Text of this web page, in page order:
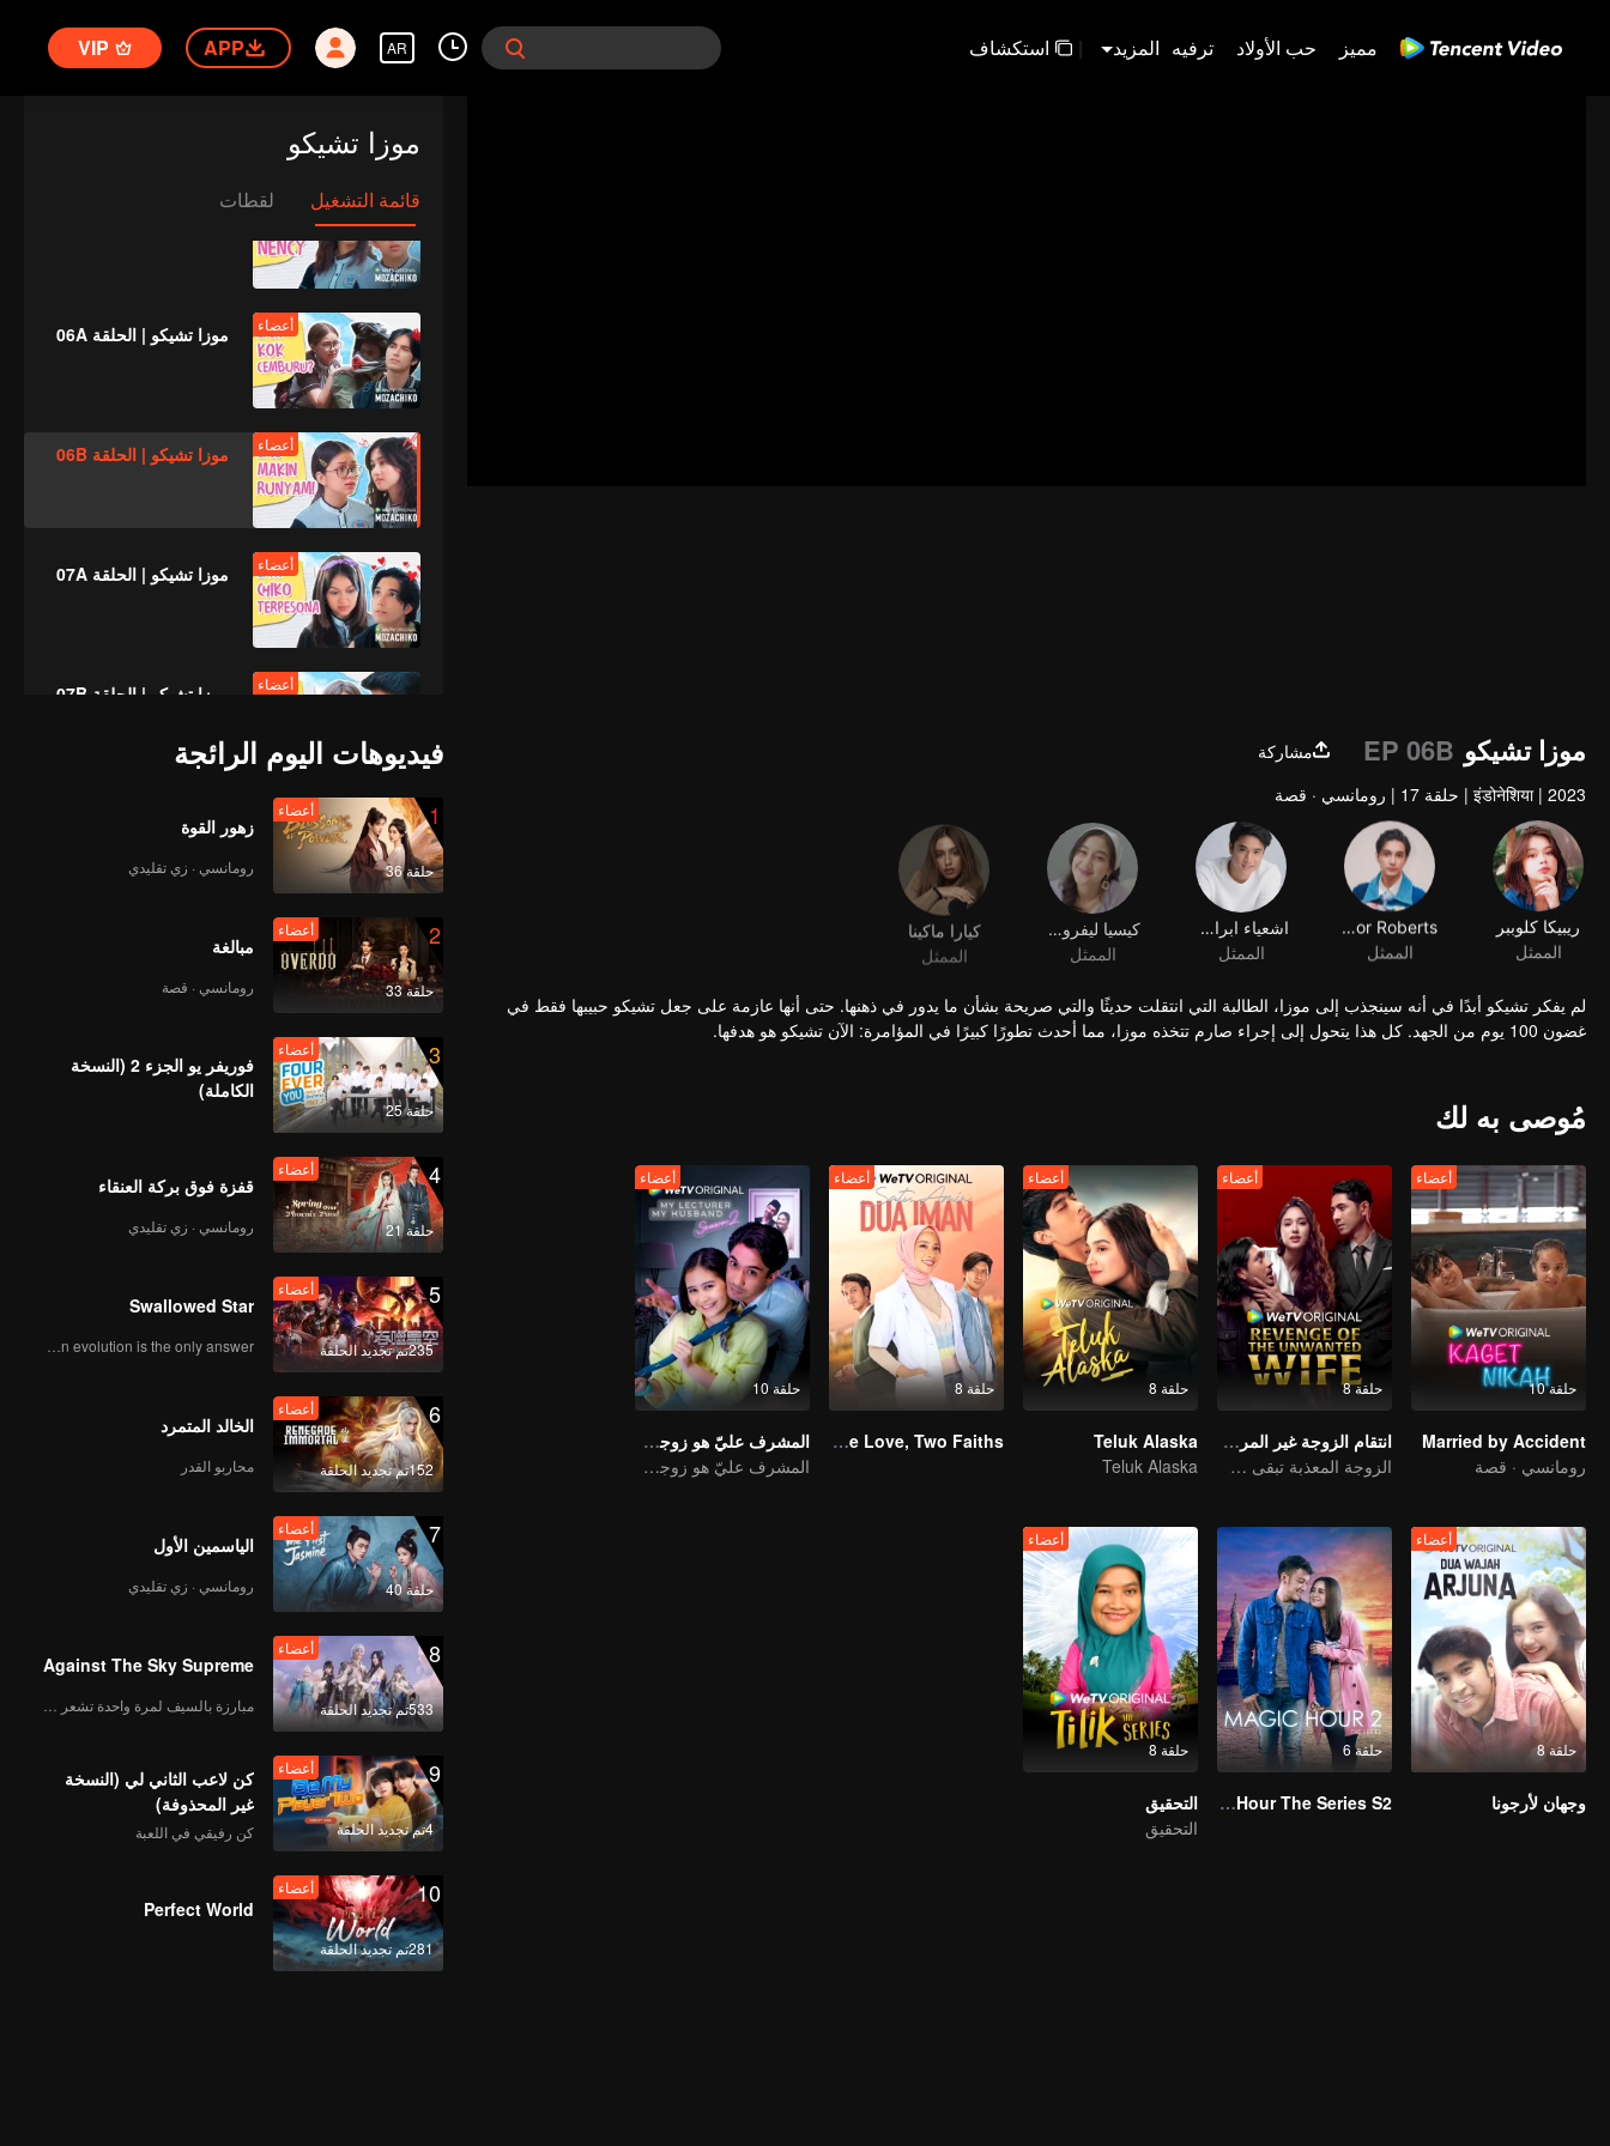
مميز حب الأولاد ترفيه المزيد | استكشاف AR
APP
VIP
موزا تشيكو
قائمة التشغيل لقطات
أعضاء موزا تشيكو | الحلقة 05B
أعضاء موزا تشيكو | الحلقة 06A
أعضاء موزا تشيكو | الحلقة 06B
أعضاء موزا تشيكو | الحلقة 07A
أعضاء موزا تشيكو | الحلقة 07B
أعضاء موزا تشيكو | الحلقة 08A
أعضاء
أعضاء موزا تشيكو | الحلقة 09A
أعضاء موزا تشيكو | الحلقة 09B
أعضاء
أعضاء موزا تشيكو | الحلقة 10B
أعضاء موزا تشيكو | الحلقة 11A
أعضاء
أعضاء موزا تشيكو | الحلقة 12A
أعضاء
موزا تشيكو EP 06B
مشاركة
2023
|
इंडोनेशिया
| حلقة 17 | رومانسي · قصة
ريبيكا كلوببر
الممثل
Junior Roberts
الممثل
الممثل
الممثل
كيارا ماكينا
الممثل
لم يفكر تشيكو أبدًا في أنه سينجذب إلى موزا، الطالبة التي انتقلت حديثًا والتي صريحة بشأن ما يدور في ذهنها. حتى أنها عازمة على جعل تشيكو حبيبها فقط في
غضون 100 يوم من الجهد. كل هذا يتحول إلى إجراء صارم تتخذه موزا، مما أحدث تطورًا كبيرًا في المؤامرة: الآن تشيكو هو هدفها.
مُوصى به لك
حلقة 10
أعضاء
Married by Accident
رومانسي · قصة
حلقة 8
أعضاء
انتقام الزوجة غير المرغوب فيها
الزوجة المعذبة تبقى صامتة، لكن انتقامها لا يتوقف أبدًا
حلقة 8
أعضاء
Teluk Alaska
Teluk Alaska
حلقة 8
أعضاء
One Love, Two Faiths
حلقة 10
أعضاء
المشرف عليّ هو زوجي 2
المشرف عليّ هو زوجي 2
حلقة 8
أعضاء
وجهان لأرجونا
حلقة 6
Magic Hour The Series S2
حلقة 8
أعضاء
التحقيق
التحقيق
فيديوهات اليوم الرائجة
1
حلقة 36
أعضاء
زهور القوة
رومانسي · زي تقليدي
2
حلقة 33
أعضاء
مبالغة
رومانسي · قصة
3
حلقة 25
أعضاء
فوريفر يو الجزء 2 (النسخة
الكاملة)
4
حلقة 21
أعضاء
قفزة فوق بركة العنقاء
رومانسي · زي تقليدي
5
235تم تجديد الحلقة
أعضاء
Swallowed Star
Human evolution is the only answer.
6
152تم تجديد الحلقة
أعضاء
الخالد المتمرد
محاربو القدر
7
حلقة 40
أعضاء
الياسمين الأول
رومانسي · زي تقليدي
8
533تم تجديد الحلقة
أعضاء
Against The Sky Supreme
9
4تم تجديد الحلقة
أعضاء
كن لاعب الثاني لي (النسخة
غير المحذوفة)
كن رفيقي في اللعبة
10
281تم تجديد الحلقة
أعضاء
Perfect World